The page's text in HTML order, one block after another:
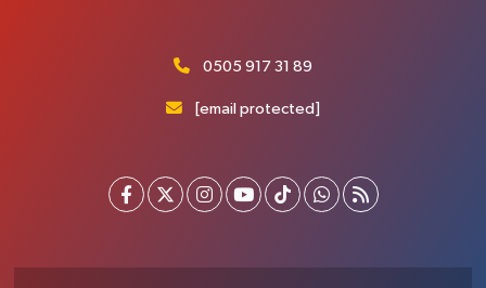
0505 917 31 89
[email protected]